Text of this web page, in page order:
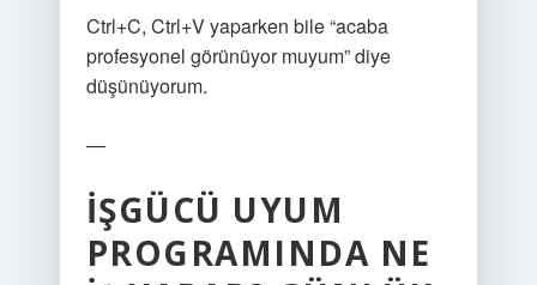
Ctrl+C, Ctrl+V yaparken bile “acaba
profesyonel görünüyor muyum” diye
düşünüyorum.
—
İŞGÜCÜ UYUM
PROGRAMINDA NE